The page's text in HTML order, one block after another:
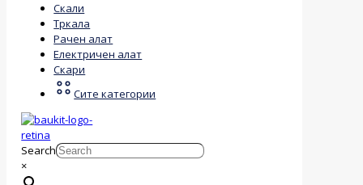
Скали
Тркала
Рачен алат
Електричен алат
Скари
Сите категории
Search
×